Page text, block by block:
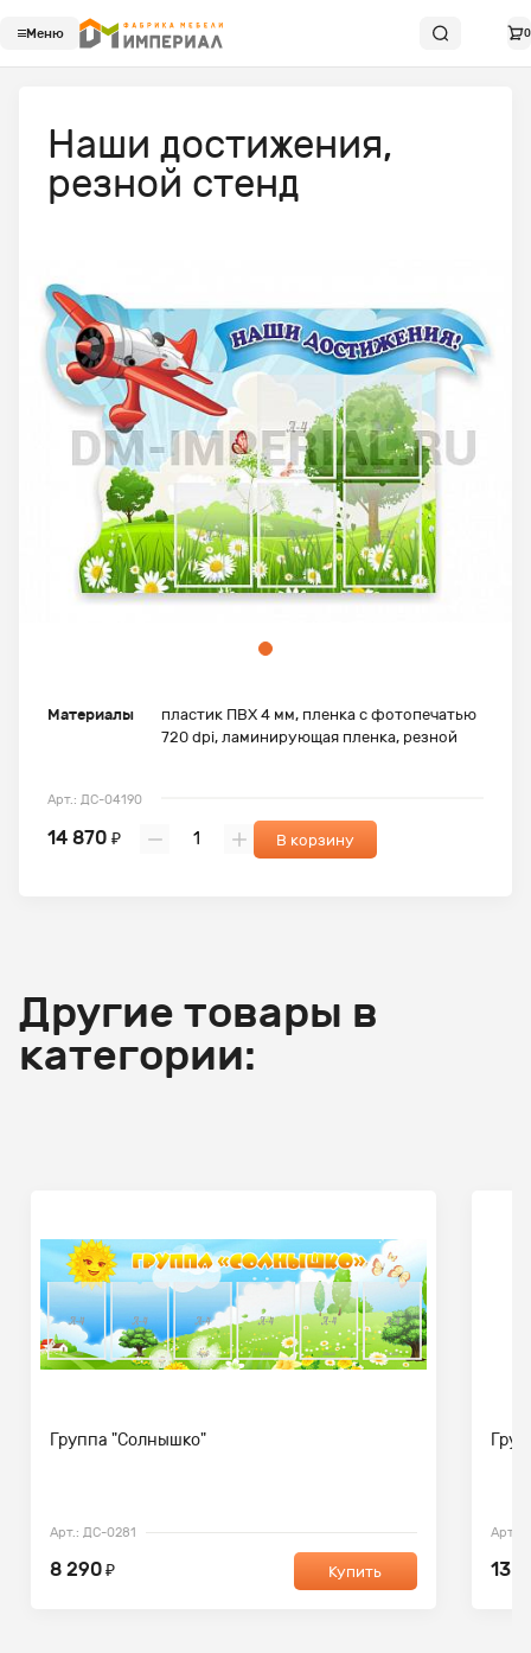
Меню 0
Материалы
пластик ПВХ 4 мм, пленка с фотопечатью
720 dpi, ламинирующая пленка, резной
Арт.: ДС-04190
14 870 ₽ В корзину
Наши достижения,
резной стенд
Другие товары в
категории:
Группа "Солнышко"
Арт.: ДС-0281
8 290₽ Купить
Арт.:
13